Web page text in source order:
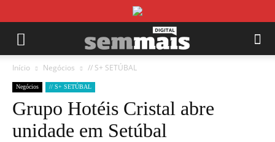
Início Negócios // S+ SETÚBAL
Negócios // S+ SETÚBAL
Grupo Hotéis Cristal abre
unidade em Setúbal